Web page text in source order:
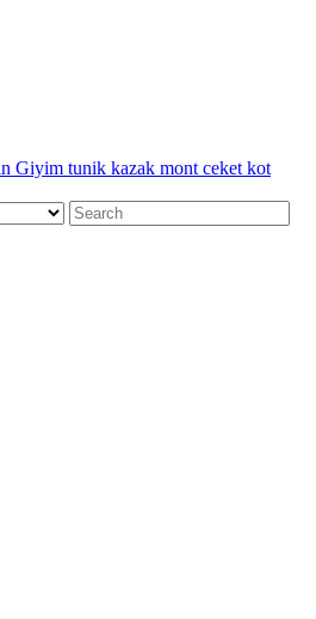
tunik kazak mont ceket kot Kapıda
sitesi